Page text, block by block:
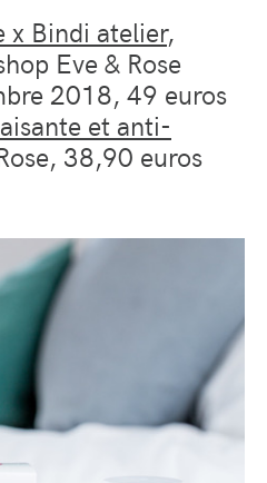
x Bindi atelier,
Eve & Rose
2018, 49 euros
et anti-
38,90 euros